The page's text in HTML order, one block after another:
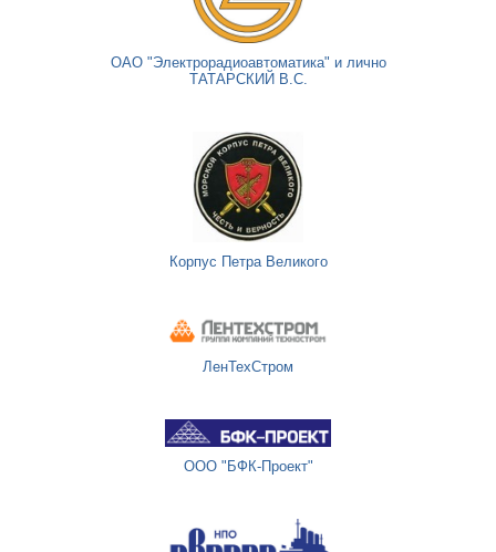
ОАО "Электрорадиоавтоматика" и лично
ТАТАРСКИЙ В.С.
Корпус Петра Великого
ЛенТехСтром
ООО "БФК-Проект"